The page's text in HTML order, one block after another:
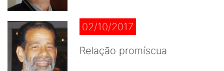
02/10/2017
Relação promíscua